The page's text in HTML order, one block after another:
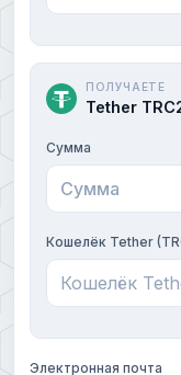
ПОЛУЧАЕТЕ
Tether
Сумма
Кошелёк Tether
Электронная почта